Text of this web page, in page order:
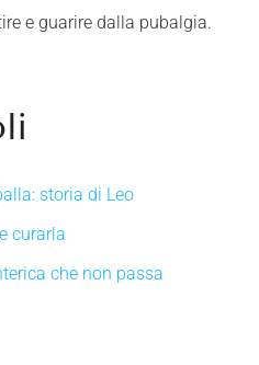
e guarire dalla pubalgia.
storia di Leo
curarla
che non passa